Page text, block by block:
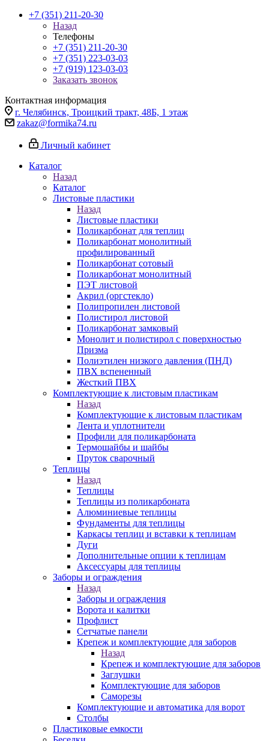
+7 (351) 211-20-30
Назад
Телефоны
+7 (351) 211-20-30
+7 (351) 223-03-03
+7 (919) 123-03-03
Заказать звонок
Контактная информация
г. Челябинск, Троицкий тракт, 48Б, 1 этаж
zakaz@formika74.ru
Личный кабинет
Каталог
Назад
Каталог
Листовые пластики
Назад
Листовые пластики
Поликарбонат для теплиц
Поликарбонат монолитный
профилированный
Поликарбонат сотовый
Поликарбонат монолитный
ПЭТ листовой
Акрил (оргстекло)
Полипропилен листовой
Полистирол листовой
Поликарбонат замковый
Монолит и полистирол с поверхностью
Призма
Полиэтилен низкого давления (ПНД)
ПВХ вспененный
Жесткий ПВХ
Комплектующие к листовым пластикам
Назад
Комплектующие к листовым пластикам
Лента и уплотнители
Профили для поликарбоната
Термошайбы и шайбы
Пруток сварочный
Теплицы
Назад
Теплицы
Теплицы из поликарбоната
Алюминиевые теплицы
Фундаменты для теплицы
Каркасы теплиц и вставки к теплицам
Дуги
Дополнительные опции к теплицам
Аксессуары для теплицы
Заборы и ограждения
Назад
Заборы и ограждения
Ворота и калитки
Профлист
Сетчатые панели
Крепеж и комплектующие для заборов
Назад
Крепеж и комплектующие для заборов
Заглушки
Комплектующие для заборов
Саморезы
Комплектующие и автоматика для ворот
Столбы
Пластиковые емкости